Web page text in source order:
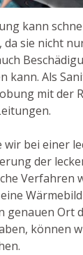
kann
sie nicht
kann. Als
mit der
wir bei einer
der
Verfahren
genauen Ort
können